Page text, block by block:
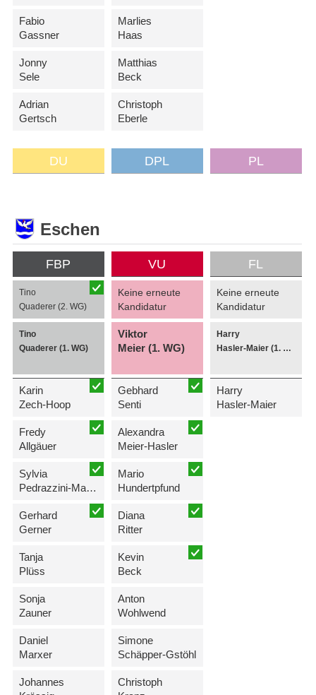
Fabio
Gassner
Jonny
Sele
Adrian
Gertsch
Marlies
Haas
Matthias
Beck
Christoph
Eberle
DU DPL PL
Eschen
FBP
Tino
Quaderer (2. WG)
Tino
Quaderer (1. WG)
Karin
Zech-Hoop
Fredy
Allgäuer
Sylvia
Pedrazzini-Maxfield
Gerhard
Gerner
Tanja
Plüss
Sonja
Zauner
Daniel
Marxer
Johannes
VU
Keine erneute
Kandidatur
Viktor
Meier (1. WG)
Gebhard
Senti
Alexandra
Meier-Hasler
Mario
Hundertpfund
Diana
Ritter
Kevin
Beck
Anton
Wohlwend
Simone
Schäpper-Gstöhl
Christoph
FL
Keine erneute
Kandidatur
Harry
Hasler-Maier (1. WG)
Harry
Hasler-Maier